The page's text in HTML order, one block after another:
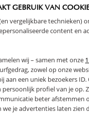
GEBRUIK VAN
vergelijkbare technieken)
content en
wij – samen met onze
zowel op onze
aan een uniek bezoekers ID.
persoonlijk profiel van je op.
beter afstemmen
je advertenties laten zien